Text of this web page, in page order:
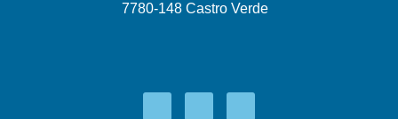
7780-148 Castro Verde